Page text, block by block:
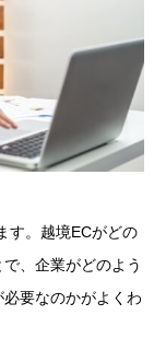
す。越境ECがどの
、企業がどのよう
要なのかがよくわ